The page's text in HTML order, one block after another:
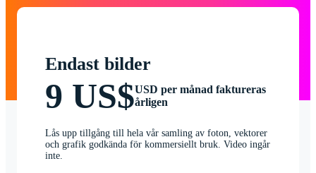
Endast bilder
9 US$USD per månad faktureras
årligen
Lås upp tillgång till hela vår samling av foton, vektorer
och grafik godkända för kommersiellt bruk. Video ingår
inte.